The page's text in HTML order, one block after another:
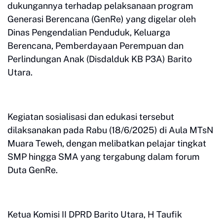
dukungannya terhadap pelaksanaan program
Generasi Berencana (GenRe) yang digelar oleh
Dinas Pengendalian Penduduk, Keluarga
Berencana, Pemberdayaan Perempuan dan
Perlindungan Anak (Disdalduk KB P3A) Barito
Utara.
Kegiatan sosialisasi dan edukasi tersebut
dilaksanakan pada Rabu (18/6/2025) di Aula MTsN
Muara Teweh, dengan melibatkan pelajar tingkat
SMP hingga SMA yang tergabung dalam forum
Duta GenRe.
Ketua Komisi II DPRD Barito Utara, H Taufik